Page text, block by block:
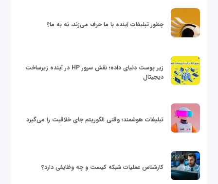
چطور تبلیغات آینده با ما حرف می‌زند، نه به ما؟
زیر پوست دنیای داده؛ نقش سرور HP در آینده زیرساخت
دیجیتال
تبلیغات هوشمند؛ وقتی الگوریتم جای خلاقیت را می‌گیرد
کارشناس عملیات شبکه کیست و چه وظایفی دارد؟